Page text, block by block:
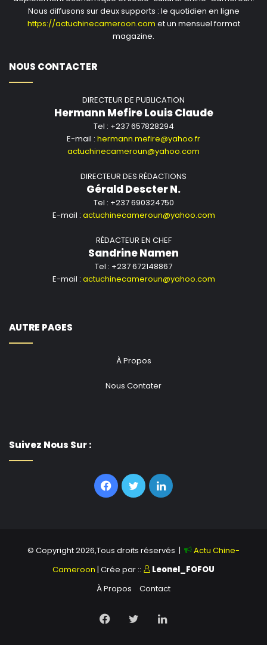
Nous diffusons sur deux supports : le quotidien en ligne
https://actuchinecameroon.com et un mensuel format
magazine.
NOUS CONTACTER
DIRECTEUR DE PUBLICATION
Hermann Mefire Louis Claude
Tel : +237 657828294
E-mail : hermann.mefire@yahoo.fr
actuchinecameroun@yahoo.com
DIRECTEUR DES RÉDACTIONS
Gérald Descter N.
Tel : +237 690324750
E-mail : actuchinecameroun@yahoo.com
RÉDACTEUR EN CHEF
Sandrine Namen
Tel : +237 672148867
E-mail : actuchinecameroun@yahoo.com
AUTRE PAGES
À Propos
Nous Contater
Suivez Nous Sur :
Facebook
TwitterLinkedin
© Copyright 2026,Tous droits réservés |
Actu Chine-
Cameroon | Crée par ::
Leonel_FOFOU
À Propos
Contact
Facebook
TwitterLinkedin